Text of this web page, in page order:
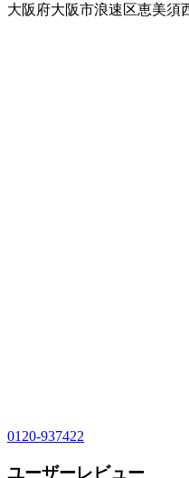
大阪府大阪市浪速区恵美須
0120-937422
ユーザーレビュー